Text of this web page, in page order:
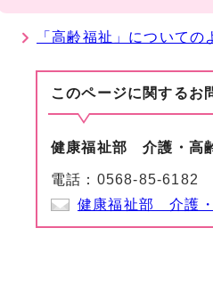
「高齢福祉」についての
このページに関するお
健康福祉部 介護・高
電話： 0568-85-6182
健康福祉部 介護・